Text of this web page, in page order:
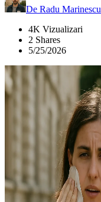
De Radu Marinescu
4K Vizualizari
2 Shares
5/25/2026